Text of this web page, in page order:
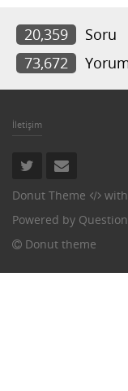
20,359 Soru
73,672
İletişim
Donut Theme with
Powered by
Donut theme